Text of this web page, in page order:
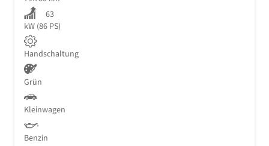
63
kW (86 PS)
Handschaltung
Grün
Kleinwagen
Benzin